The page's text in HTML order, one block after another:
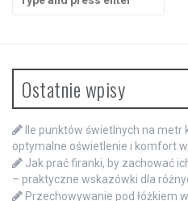
for:
Ostatnie wpisy
Ile punktów świetlnych na metr
optymalne oświetlenie i komfort
Jak prać firanki, by zachować
– praktyczne wskazówki dla
Przechowywanie pod łóżkiem